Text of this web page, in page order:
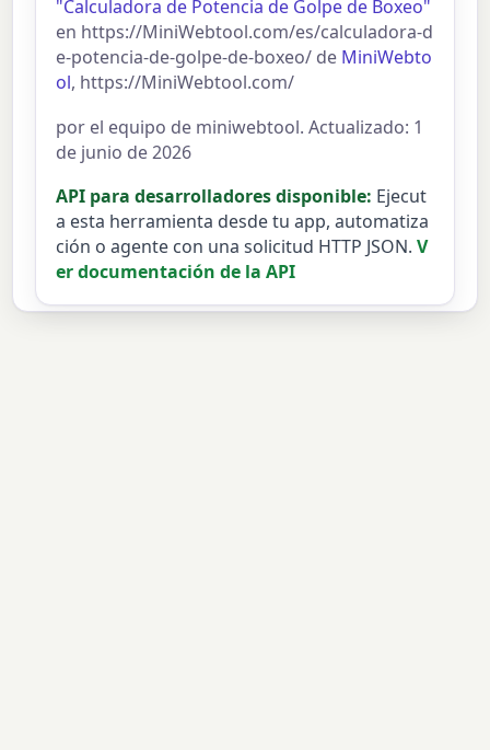
"Calculadora de Potencia de Golpe de Boxeo"
en https://MiniWebtool.com/es/calculadora-d
e-potencia-de-golpe-de-boxeo/ de MiniWebto
ol, https://MiniWebtool.com/
por el equipo de miniwebtool. Actualizado: 1
de junio de 2026
API para desarrolladores disponible: Ejecut
a esta herramienta desde tu app, automatiza
ción o agente con una solicitud HTTP JSON. V
er documentación de la API